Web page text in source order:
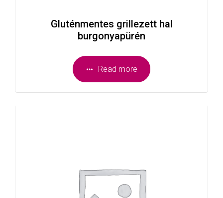
Gluténmentes grillezett hal
burgonyapürén
Read more